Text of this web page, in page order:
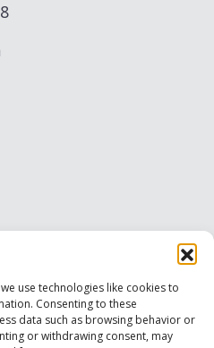
use technologies like cookies to
Consenting to these
data such as browsing behavior or
or withdrawing consent, may